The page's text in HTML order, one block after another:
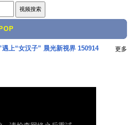
上“女汉子” 晨光新视界 150914 更多